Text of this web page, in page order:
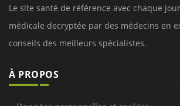
Le site santé de référence avec chaque
médicale decryptée par des médecins en
conseils des meilleurs spécialistes.
À PROPOS